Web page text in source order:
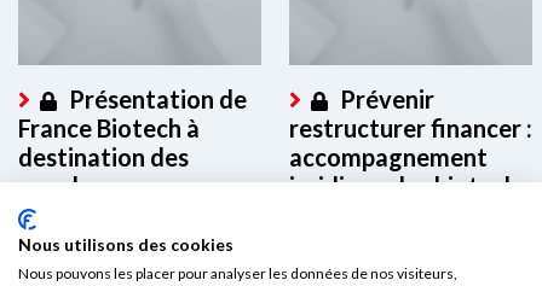
Présentation de
France Biotech à
destination des
membres
Ce contenu est réservé aux
membres. Merci de vous
connecter à votre espace...
Prévenir
restructurer financer :
accompagnement
juridique des biotech
membres. Merci de vous
Nous utilisons des cookies
Nous pouvons les placer pour analyser les données de nos visiteurs,